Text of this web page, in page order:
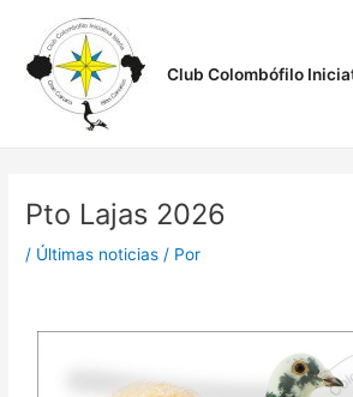
contenido
Club Colombófilo
Pto Lajas 2026
/ Últimas noticias / Por
de
entradas